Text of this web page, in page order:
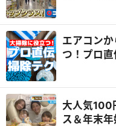
エアコンから風
つ！プロ
大人気100
ス＆年末